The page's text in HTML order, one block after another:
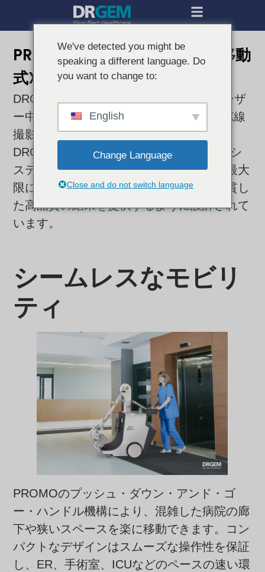
PROMO、DRGEMの最新手動移動
式X線システムのご紹介
DRGEMは、最先端のテクノロジーとユーザ
ー中心のデザインを融合させることで、X線
撮影を進化させ続けます。PROMOは、
DRGEMの最新の手動式モバイルX線撮影シ
ステムで、医療画像の効率性と柔軟性を最大
限に高め、医療従事者と患者の両方に一貫し
た高品質の結果を提供するように設計されて
います。
シームレスなモビリ
ティ
PROMOのプッシュ・ダウン・アンド・ゴ
ー・ハンドル機構により、混雑した病院の廊
下や狭いスペースを楽に移動できます。コン
パクトなデザインはスムーズな操作性を保証
し、ER、手術室、ICUなどのペースの速い環
We've detected you might be
speaking a different language. Do
you want to change to:
English
Change Language
Close and do not switch language